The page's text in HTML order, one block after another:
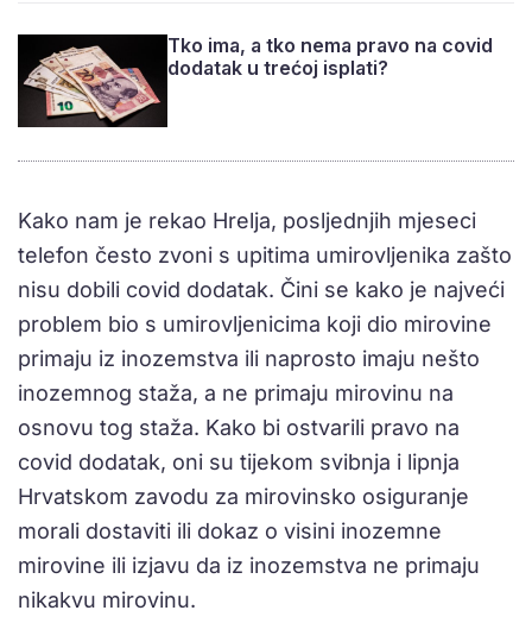
Tko ima, a tko nema pravo na covid
dodatak u trećoj isplati?
Kako nam je rekao Hrelja, posljednjih mjeseci
telefon često zvoni s upitima umirovljenika zašto
nisu dobili covid dodatak. Čini se kako je najveći
problem bio s umirovljenicima koji dio mirovine
primaju iz inozemstva ili naprosto imaju nešto
inozemnog staža, a ne primaju mirovinu na
osnovu tog staža. Kako bi ostvarili pravo na
covid dodatak, oni su tijekom svibnja i lipnja
Hrvatskom zavodu za mirovinsko osiguranje
morali dostaviti ili dokaz o visini inozemne
mirovine ili izjavu da iz inozemstva ne primaju
nikakvu mirovinu.